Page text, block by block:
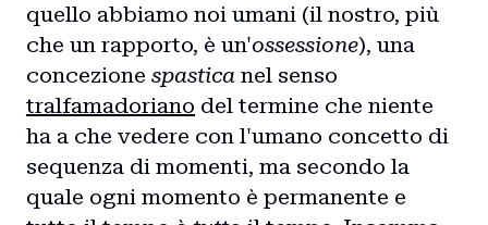
quello abbiamo noi umani (il nostro, più
che un rapporto, è un'ossessione), una
concezione spastica nel senso
tralfamadoriano del termine che niente
ha a che vedere con l'umano concetto di
sequenza di momenti, ma secondo la
quale ogni momento è permanente e